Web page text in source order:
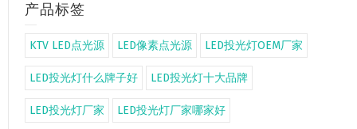
产品标签
KTV LED点光源 LED像素点光源 LED投光灯OEM厂家
LED投光灯什么牌子好 LED投光灯十大品牌
LED投光灯厂家 LED投光灯厂家哪家好